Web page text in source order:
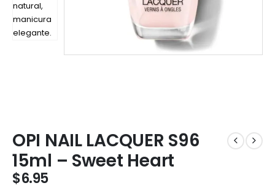
OPI NAIL LACQUER S96
15ml – Sweet Heart
$6.95